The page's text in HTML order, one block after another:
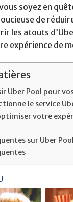
soyez en
de
les atouts
expérience de
Uber Pool pour
le service
votre
sur Uber Pool